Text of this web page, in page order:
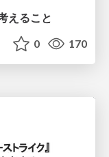
えること
0 170